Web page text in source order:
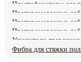
Пластификаторы для
Противоморозные
Противоморозные
Противоморозные
Ускорители твердения
Фибра для стяжки